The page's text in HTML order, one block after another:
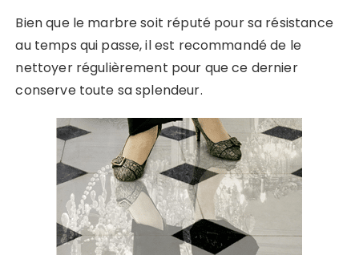
Bien que le marbre soit réputé pour sa résistance
au temps qui passe, il est recommandé de le
nettoyer régulièrement pour que ce dernier
conserve toute sa splendeur.